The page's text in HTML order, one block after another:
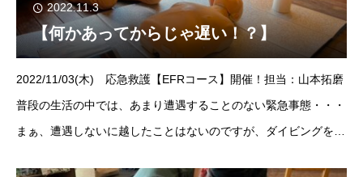
2022.11.3
【何かあってからじゃ遅い！？】
2022/11/03(木) 応急救護【EFRコース】開催！担当：山本拓磨
普段の生活の中では、あまり遭遇することのない緊急事態・・・
まぁ、遭遇しないに越したことはないのですが、ダイビングをす